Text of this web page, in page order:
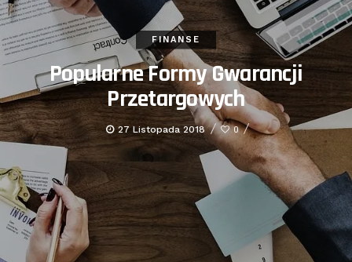
FINANSE
Popularne Formy Gwarancji
Przetargowych
27 Listopada 2018 0